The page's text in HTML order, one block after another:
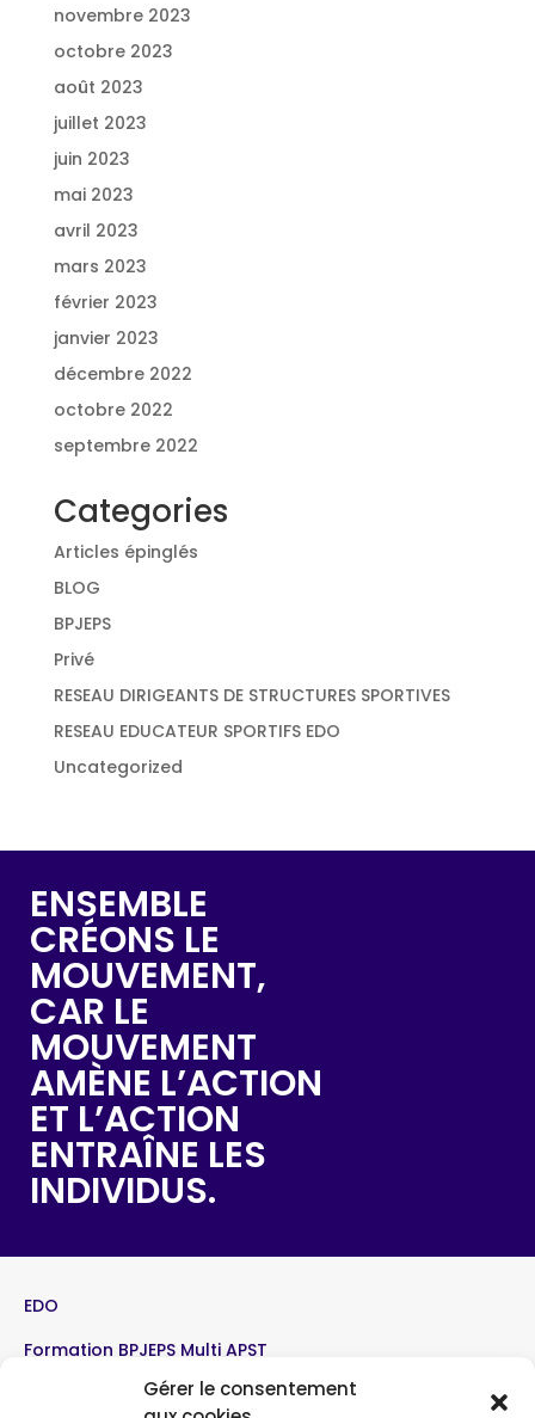
Gérer le consentement
novembre 2023
octobre 2023
août 2023
juillet 2023
juin 2023
mai 2023
avril 2023
mars 2023
février 2023
janvier 2023
décembre 2022
octobre 2022
septembre 2022
Categories
Articles épinglés
BLOG
BPJEPS
Privé
RESEAU DIRIGEANTS DE STRUCTURES SPORTIVES
RESEAU EDUCATEUR SPORTIFS EDO
Uncategorized
ENSEMBLE
CRÉONS LE
MOUVEMENT,
CAR LE
MOUVEMENT
AMÈNE L’ACTION
ET L’ACTION
ENTRAÎNE LES
INDIVIDUS.
EDO
Formation BPJEPS Multi APST
Formation BPJEPS Volleyball